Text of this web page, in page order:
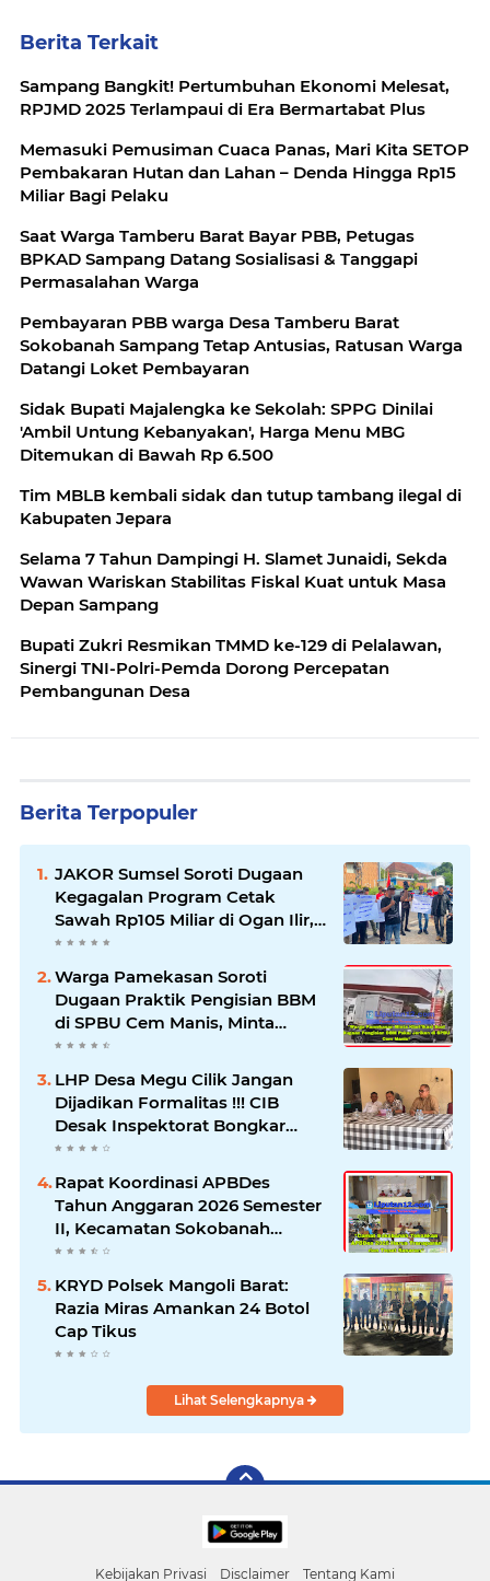
Berita Terkait
Sampang Bangkit! Pertumbuhan Ekonomi Melesat,
RPJMD 2025 Terlampaui di Era Bermartabat Plus
Memasuki Pemusiman Cuaca Panas, Mari Kita SETOP
Pembakaran Hutan dan Lahan – Denda Hingga Rp15
Miliar Bagi Pelaku
Saat Warga Tamberu Barat Bayar PBB, Petugas
BPKAD Sampang Datang Sosialisasi & Tanggapi
Permasalahan Warga
Pembayaran PBB warga Desa Tamberu Barat
Sokobanah Sampang Tetap Antusias, Ratusan Warga
Datangi Loket Pembayaran
Sidak Bupati Majalengka ke Sekolah: SPPG Dinilai
'Ambil Untung Kebanyakan', Harga Menu MBG
Ditemukan di Bawah Rp 6.500
Tim MBLB kembali sidak dan tutup tambang ilegal di
Kabupaten Jepara
Selama 7 Tahun Dampingi H. Slamet Junaidi, Sekda
Wawan Wariskan Stabilitas Fiskal Kuat untuk Masa
Depan Sampang
Bupati Zukri Resmikan TMMD ke-129 di Pelalawan,
Sinergi TNI-Polri-Pemda Dorong Percepatan
Pembangunan Desa
Berita Terpopuler
JAKOR Sumsel Soroti Dugaan
Kegagalan Program Cetak
Sawah Rp105 Miliar di Ogan Ilir,
Desak Kadis Pertanian Mundur
Warga Pamekasan Soroti
Dugaan Praktik Pengisian BBM
di SPBU Cem Manis, Minta
Klarifikasi dan Pengawasan
LHP Desa Megu Cilik Jangan
Dijadikan Formalitas !!! CIB
Desak Inspektorat Bongkar
Seluruh Fakta dan Hentikan
Dugaan Permainan Oknum
Rapat Koordinasi APBDes
Tahun Anggaran 2026 Semester
II, Kecamatan Sokobanah
Libatkan 12 Desa
KRYD Polsek Mangoli Barat:
Razia Miras Amankan 24 Botol
Cap Tikus
Lihat Selengkapnya
Kebijakan Privasi Disclaimer Tentang Kami